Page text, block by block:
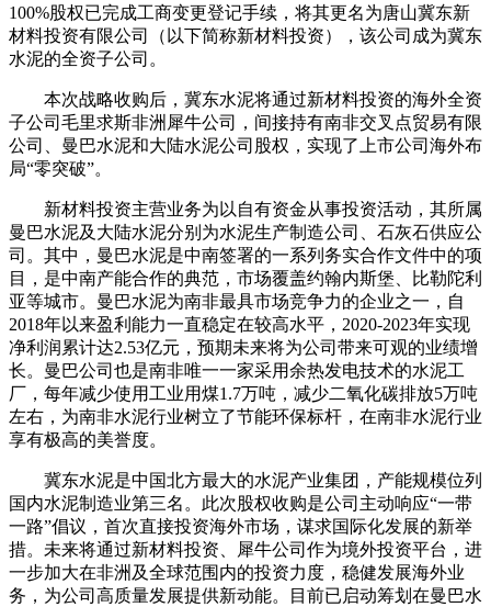
100%股权已完成工商变更登记手续，将其更名为唐山冀东新
材料投资有限公司（以下简称新材料投资），该公司成为冀东
水泥的全资子公司。
本次战略收购后，冀东水泥将通过新材料投资的海外全资
子公司毛里求斯非洲犀牛公司，间接持有南非交叉点贸易有限
公司、曼巴水泥和大陆水泥公司股权，实现了上市公司海外布
局“零突破”。
新材料投资主营业务为以自有资金从事投资活动，其所属
曼巴水泥及大陆水泥分别为水泥生产制造公司、石灰石供应公
司。其中，曼巴水泥是中南签署的一系列务实合作文件中的项
目，是中南产能合作的典范，市场覆盖约翰内斯堡、比勒陀利
亚等城市。曼巴水泥为南非最具市场竞争力的企业之一，自
2018年以来盈利能力一直稳定在较高水平，2020-2023年实现
净利润累计达2.53亿元，预期未来将为公司带来可观的业绩增
长。曼巴公司也是南非唯一一家采用余热发电技术的水泥工
厂，每年减少使用工业用煤1.7万吨，减少二氧化碳排放5万吨
左右，为南非水泥行业树立了节能环保标杆，在南非水泥行业
享有极高的美誉度。
冀东水泥是中国北方最大的水泥产业集团，产能规模位列
国内水泥制造业第三名。此次股权收购是公司主动响应“一带
一路”倡议，首次直接投资海外市场，谋求国际化发展的新举
措。未来将通过新材料投资、犀牛公司作为境外投资平台，进
一步加大在非洲及全球范围内的投资力度，稳健发展海外业
务，为公司高质量发展提供新动能。目前已启动筹划在曼巴水